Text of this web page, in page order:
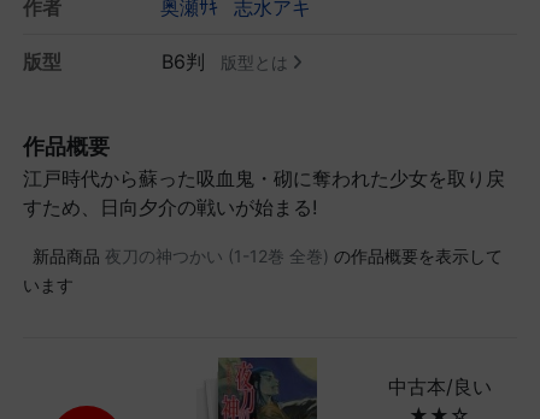
作者 奥瀬ｻｷ 志水アキ
版型 B6判 版型とは
作品概要
江戸時代から蘇った吸血鬼・砌に奪われた少女を取り戻
すため、日向夕介の戦いが始まる!
新品商品 夜刀の神つかい (1-12巻 全巻) の作品概要を表示して
います
中古本/良い